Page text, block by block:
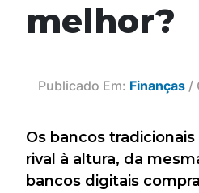
melhor?
Publicado Em: Finanças /
Os bancos
rival à altura, da
bancos digitais